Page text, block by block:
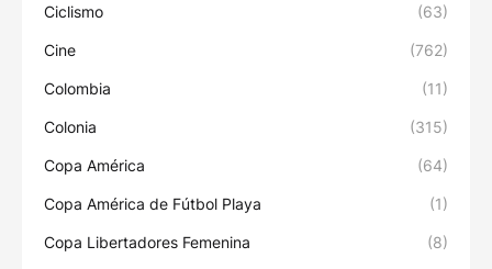
Ciclismo (63)
Cine (762)
Colombia (11)
Colonia (315)
Copa América (64)
Copa América de Fútbol Playa (1)
Copa Libertadores Femenina (8)